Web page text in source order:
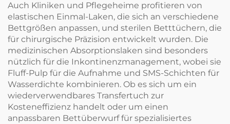
Auch Kliniken und Pflegeheime profitieren von
elastischen Einmal-Laken, die sich an verschiedene
Bettgrößen anpassen, und sterilen Betttüchern, die
für chirurgische Präzision entwickelt wurden. Die
medizinischen Absorptionslaken sind besonders
nützlich für die Inkontinenzmanagement, wobei sie
Fluff-Pulp für die Aufnahme und SMS-Schichten für
Wasserdichte kombinieren. Ob es sich um ein
wiederverwendbares Transfertuch zur
Kosteneffizienz handelt oder um einen
anpassbaren Bettüberwurf für spezialisiertes